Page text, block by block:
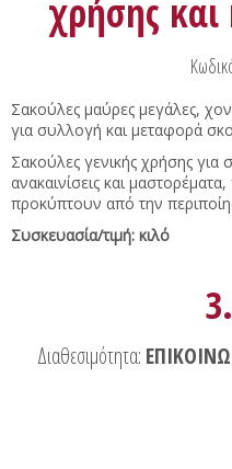
χρήσης
Σακούλες μαύρες μεγάλες,
για συλλογή και μεταφορά
Σακούλες γενικής χρήσης
ανακαινίσεις και
προκύπτουν από την
Συσκευασία/τιμή: κιλό
Διαθεσιμότητα: